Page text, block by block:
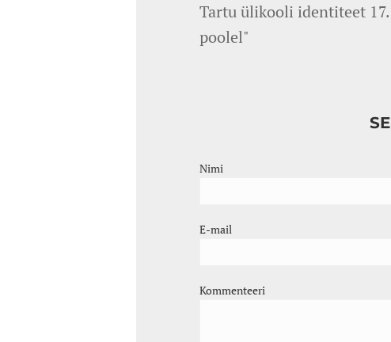
Tartu ülikooli identiteet
poolel"
Nimi
E-mail
Kommenteeri